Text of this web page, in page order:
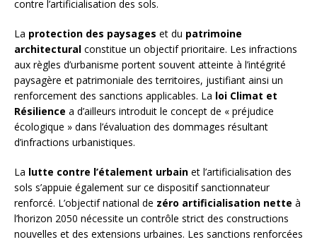
contre l’artificialisation des sols.
La protection des paysages et du patrimoine
architectural constitue un objectif prioritaire. Les infractions
aux règles d’urbanisme portent souvent atteinte à l’intégrité
paysagère et patrimoniale des territoires, justifiant ainsi un
renforcement des sanctions applicables. La loi Climat et
Résilience a d’ailleurs introduit le concept de « préjudice
écologique » dans l’évaluation des dommages résultant
d’infractions urbanistiques.
La lutte contre l’étalement urbain et l’artificialisation des
sols s’appuie également sur ce dispositif sanctionnateur
renforcé. L’objectif national de zéro artificialisation nette à
l’horizon 2050 nécessite un contrôle strict des constructions
nouvelles et des extensions urbaines. Les sanctions renforcées